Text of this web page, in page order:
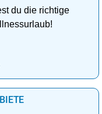
du die richtige